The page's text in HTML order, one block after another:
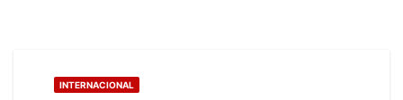
INTERNACIONAL